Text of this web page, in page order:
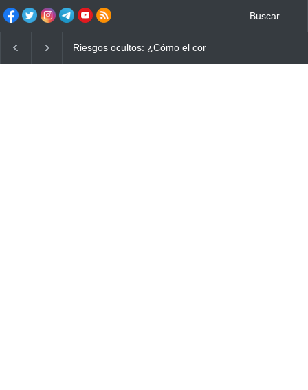
Riesgos ocultos: ¿Cómo el consumo de alimentos